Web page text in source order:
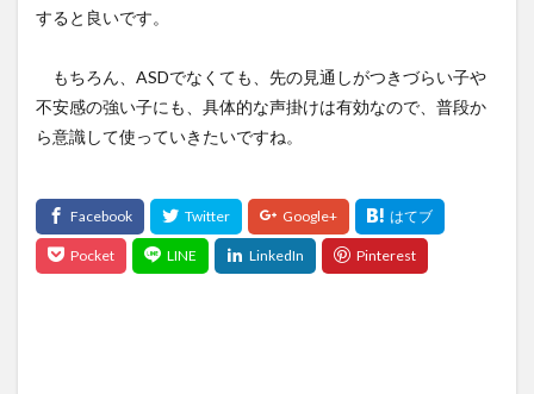
すると良いです。
もちろん、ASDでなくても、先の見通しがつきづらい子や
不安感の強い子にも、具体的な声掛けは有効なので、普段か
ら意識して使っていきたいですね。